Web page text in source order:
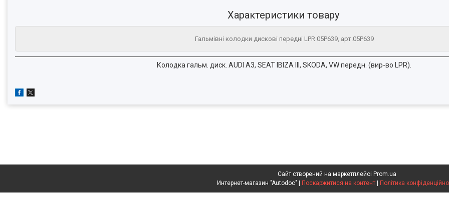
Характеристики товару
Гальмівні колодки дискові передні LPR 05P639, арт.05P639
Колодка гальм. диск. AUDI A3, SEAT IBIZA III, SKODA, VW передн. (вир-во LPR).
Сайт створений на маркетплейсі Prom.ua
Поскаржитися на контент Політика